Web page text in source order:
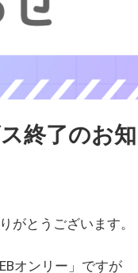
終了のお
がとうございます。
オンリー」ですが